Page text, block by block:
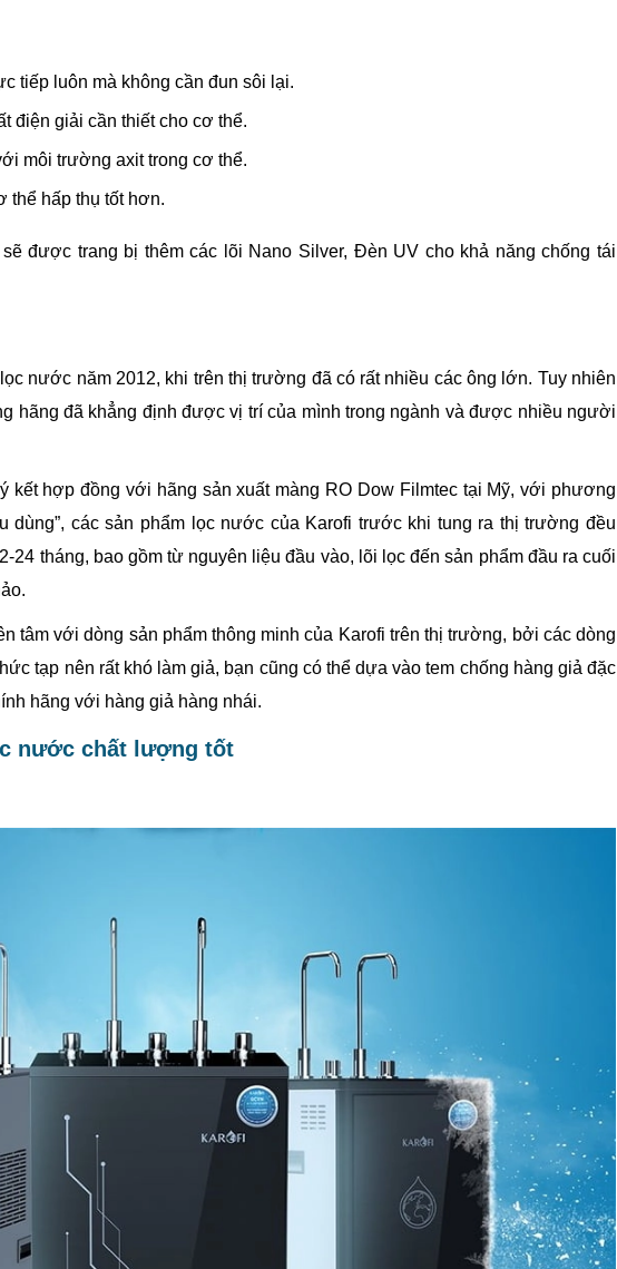
tiếp luôn mà không cần đun sôi lại.
điện giải cần thiết cho cơ thể.
môi trường axit trong cơ thể.
thể hấp thụ tốt hơn.
được trang bị thêm các lõi Nano Silver, Đèn UV cho khả năng chống tái
nước năm 2012, khi trên thị trường đã có rất nhiều các ông lớn. Tuy nhiên
hãng đã khẳng định được vị trí của mình trong ngành và được nhiều người
kết hợp đồng với hãng sản xuất màng RO Dow Filmtec tại Mỹ, với phương
dùng”, các sản phẩm lọc nước của Karofi trước khi tung ra thị trường đều
24 tháng, bao gồm từ nguyên liệu đầu vào, lõi lọc đến sản phẩm đầu ra cuối
tâm với dòng sản phẩm thông minh của Karofi trên thị trường, bởi các dòng
tạp nên rất khó làm giả, bạn cũng có thể dựa vào tem chống hàng giả đặc
hãng với hàng giả hàng nhái.
nước chất lượng tốt